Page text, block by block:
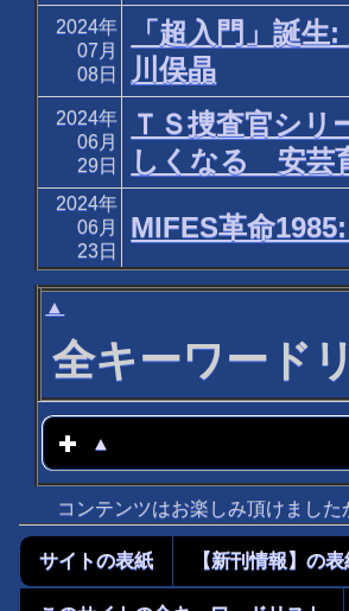
2024年
07月
08日
「超入門」誕
川俣晶
2024年
06月
29日
ＴＳ捜査官シ
しくなる 安芸
2024年
06月
23日
MIFES革命
▲
全キーワード
▲
コンテンツはお楽しみ頂けました
サイトの表紙 【新刊情報】の表